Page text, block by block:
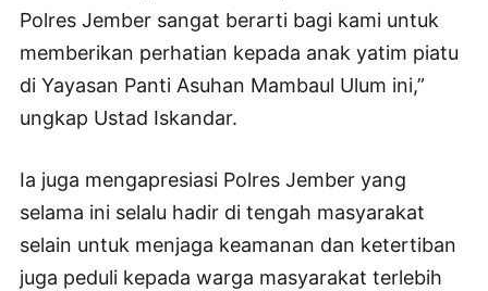
Polres Jember sangat berarti bagi kami untuk
memberikan perhatian kepada anak yatim piatu
di Yayasan Panti Asuhan Mambaul Ulum ini,”
ungkap Ustad Iskandar.
Ia juga mengapresiasi Polres Jember yang
selama ini selalu hadir di tengah masyarakat
selain untuk menjaga keamanan dan ketertiban
juga peduli kepada warga masyarakat terlebih